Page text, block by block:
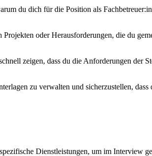
du dich für die Position als
oder Herausforderungen, die du
zeigen, dass du die Anforderungen der
zu verwalten und sicherzustellen, dass
Dienstleistungen, um im Interview